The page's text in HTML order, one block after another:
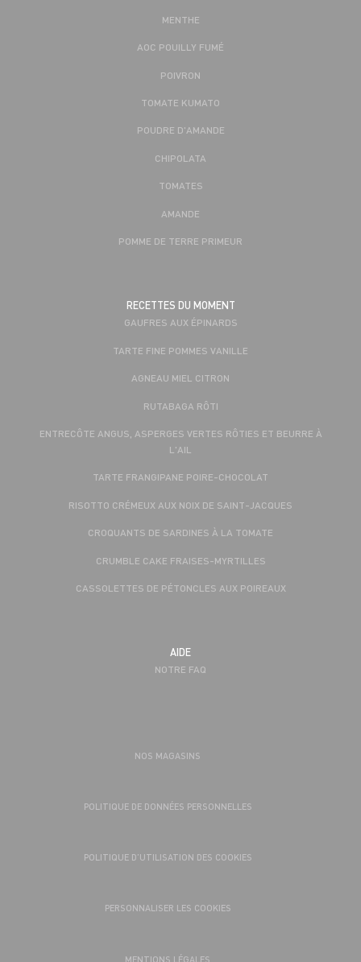
MENTHE
AOC POUILLY FUMÉ
POIVRON
TOMATE KUMATO
POUDRE D'AMANDE
CHIPOLATA
TOMATES
AMANDE
POMME DE TERRE PRIMEUR
RECETTES DU MOMENT
GAUFRES AUX ÉPINARDS
TARTE FINE POMMES VANILLE
AGNEAU MIEL CITRON
RUTABAGA RÔTI
ENTRECÔTE ANGUS, ASPERGES VERTES RÔTIES ET BEURRE À
L'AIL
TARTE FRANGIPANE POIRE-CHOCOLAT
RISOTTO CRÉMEUX AUX NOIX DE SAINT-JACQUES
CROQUANTS DE SARDINES À LA TOMATE
CRUMBLE CAKE FRAISES-MYRTILLES
CASSOLETTES DE PÉTONCLES AUX POIREAUX
AIDE
NOTRE FAQ
NOS MAGASINS
POLITIQUE DE DONNÉES PERSONNELLES
POLITIQUE D’UTILISATION DES COOKIES
PERSONNALISER LES COOKIES
MENTIONS LÉGALES